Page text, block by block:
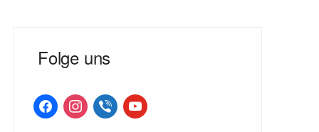
Folge uns
facebookinstagramviber youtube